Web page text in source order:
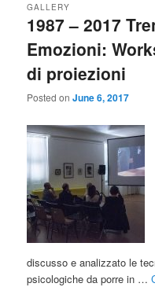
1987 – 2017
Emozioni:
di proiezioni
GALLERY
Posted onJune 6, 2017
discusso e analizzato le
psicologiche da porre in …